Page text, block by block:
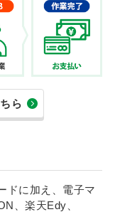
ら
ドに加え、電子マ
、楽天Edy、